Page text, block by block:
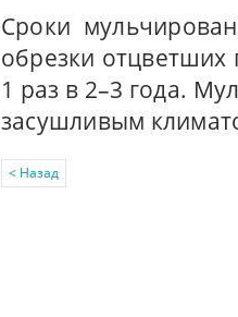
Сроки
обрезки
1 раз в 2–3 года.
засушливым
< Назад